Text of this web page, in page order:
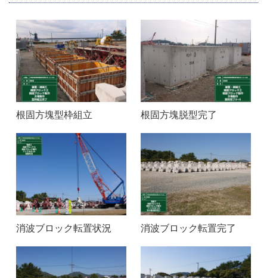
根固方塊型枠組立 根固方塊脱型完了
消波ブロック転置状況 消波ブロック転置完了